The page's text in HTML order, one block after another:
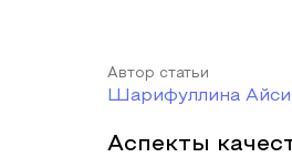
Автор статьи
Шарифуллина
Аспекты